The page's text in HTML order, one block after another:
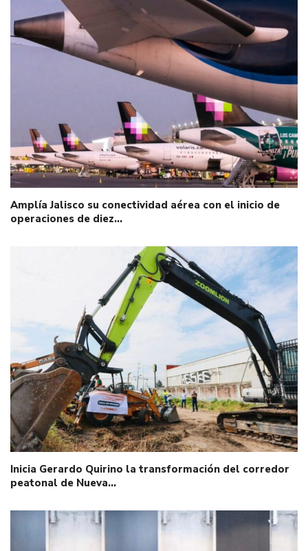
Amplía Jalisco su conectividad aérea con el inicio de
operaciones de diez…
Inicia Gerardo Quirino la transformación del corredor
peatonal de Nueva…